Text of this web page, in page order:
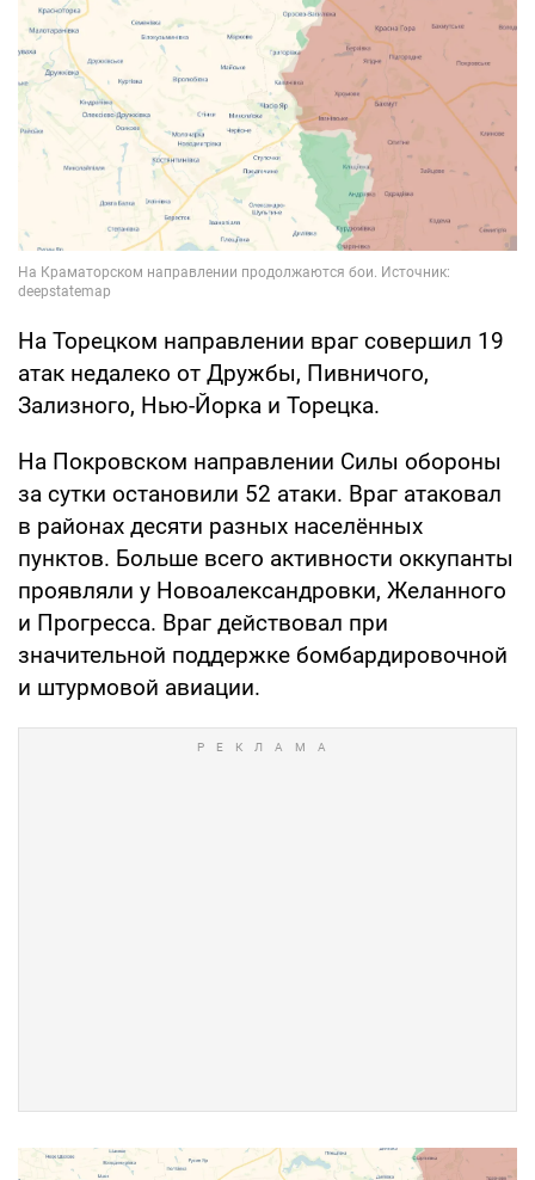
На Торецком направлении враг совершил 19
атак недалеко от Дружбы, Пивничого,
Зализного, Нью-Йорка и Торецка.
На Покровском направлении Силы обороны
за сутки остановили 52 атаки. Враг атаковал
в районах десяти разных населённых
пунктов. Больше всего активности оккупанты
проявляли у Новоалександровки, Желанного
и Прогресса. Враг действовал при
значительной поддержке бомбардировочной
и штурмовой авиации.